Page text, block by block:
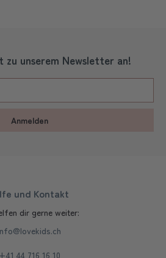
zu unserem Newsletter an!
Anmelden
und Kontakt
dir gerne weiter:
+41 44 716 16 10